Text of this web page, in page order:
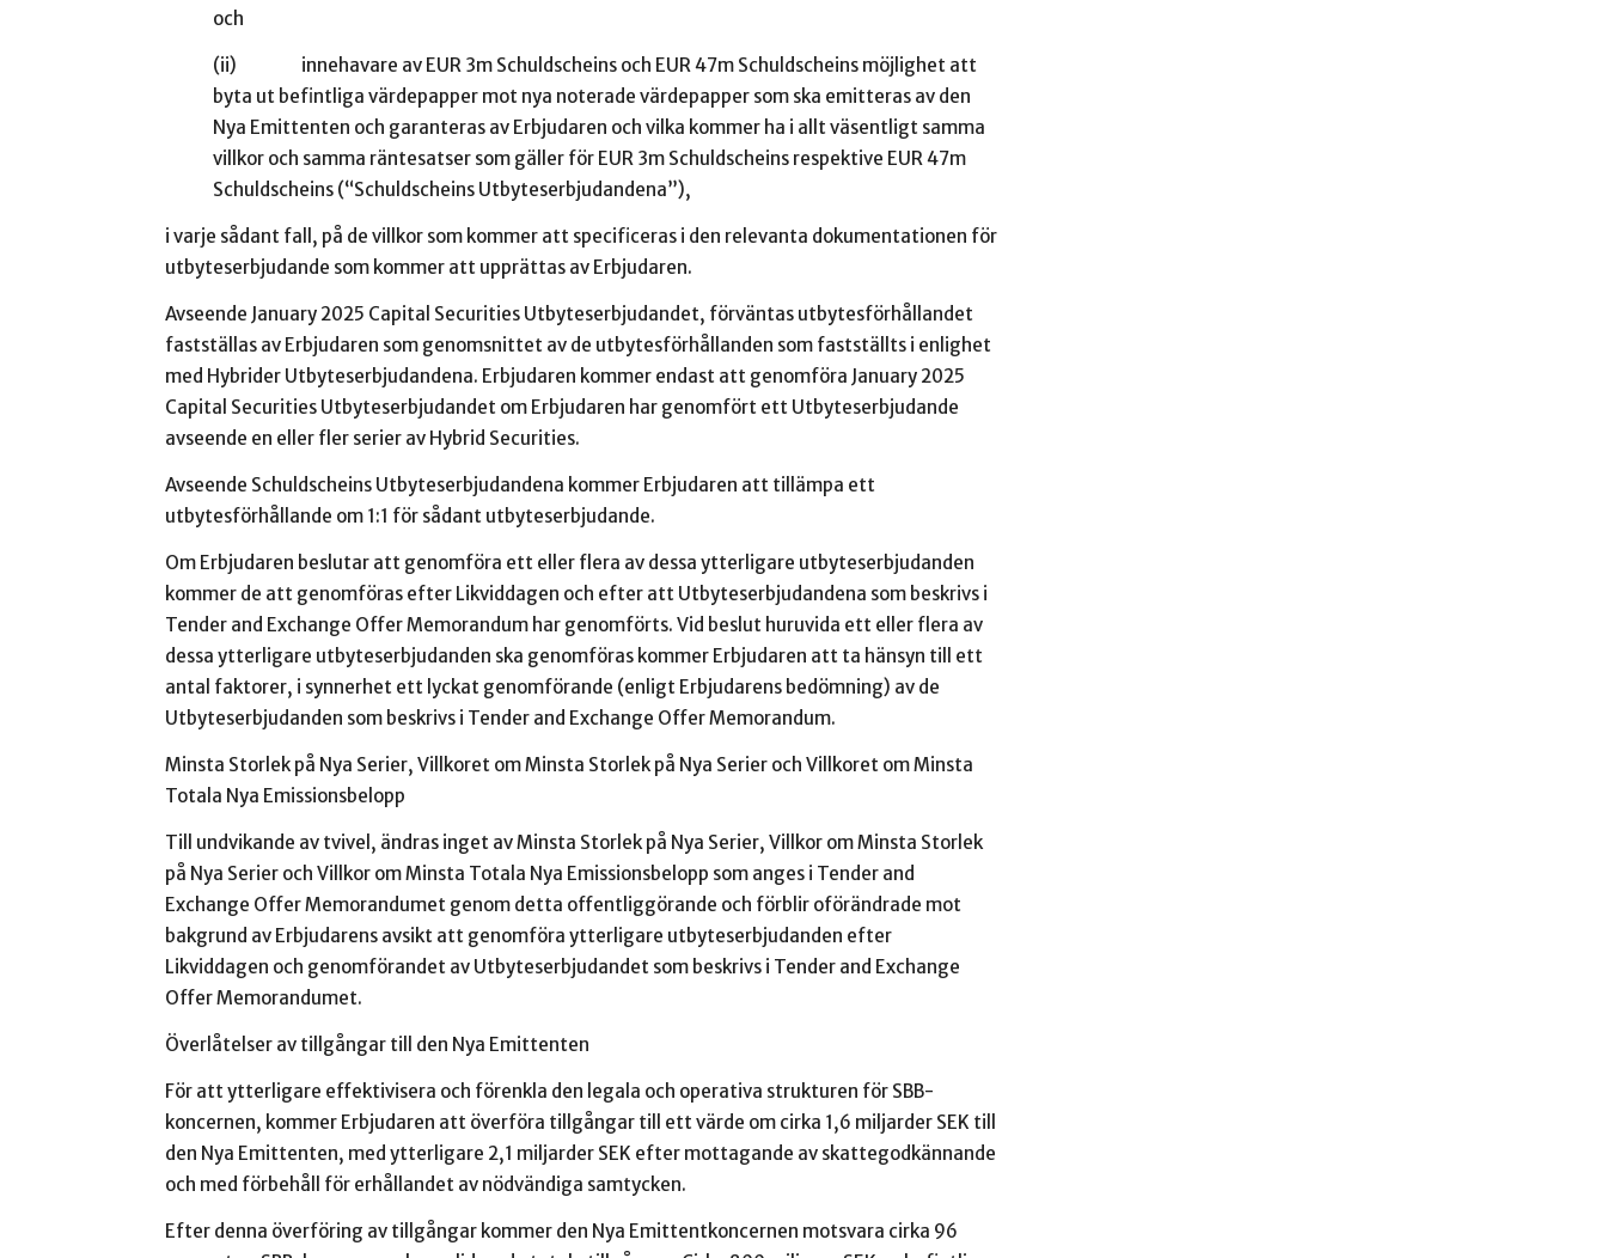
och
(ii) innehavare av EUR 3m Schuldscheins och EUR 47m Schuldscheins möjlighet att
byta ut befintliga värdepapper mot nya noterade värdepapper som ska emitteras av den
Nya Emittenten och garanteras av Erbjudaren och vilka kommer ha i allt väsentligt samma
villkor och samma räntesatser som gäller för EUR 3m Schuldscheins respektive EUR 47m
Schuldscheins (“Schuldscheins Utbyteserbjudandena”),
i varje sådant fall, på de villkor som kommer att specificeras i den relevanta dokumentationen för
utbyteserbjudande som kommer att upprättas av Erbjudaren.
Avseende January 2025 Capital Securities Utbyteserbjudandet, förväntas utbytesförhållandet
fastställas av Erbjudaren som genomsnittet av de utbytesförhållanden som fastställts i enlighet
med Hybrider Utbyteserbjudandena. Erbjudaren kommer endast att genomföra January 2025
Capital Securities Utbyteserbjudandet om Erbjudaren har genomfört ett Utbyteserbjudande
avseende en eller fler serier av Hybrid Securities.
Avseende Schuldscheins Utbyteserbjudandena kommer Erbjudaren att tillämpa ett
utbytesförhållande om 1:1 för sådant utbyteserbjudande.
Om Erbjudaren beslutar att genomföra ett eller flera av dessa ytterligare utbyteserbjudanden
kommer de att genomföras efter Likviddagen och efter att Utbyteserbjudandena som beskrivs i
Tender and Exchange Offer Memorandum har genomförts. Vid beslut huruvida ett eller flera av
dessa ytterligare utbyteserbjudanden ska genomföras kommer Erbjudaren att ta hänsyn till ett
antal faktorer, i synnerhet ett lyckat genomförande (enligt Erbjudarens bedömning) av de
Utbyteserbjudanden som beskrivs i Tender and Exchange Offer Memorandum.
Minsta Storlek på Nya Serier, Villkoret om Minsta Storlek på Nya Serier och Villkoret om Minsta
Totala Nya Emissionsbelopp
Till undvikande av tvivel, ändras inget av Minsta Storlek på Nya Serier, Villkor om Minsta Storlek
på Nya Serier och Villkor om Minsta Totala Nya Emissionsbelopp som anges i Tender and
Exchange Offer Memorandumet genom detta offentliggörande och förblir oförändrade mot
bakgrund av Erbjudarens avsikt att genomföra ytterligare utbyteserbjudanden efter
Likviddagen och genomförandet av Utbyteserbjudandet som beskrivs i Tender and Exchange
Offer Memorandumet.
Överlåtelser av tillgångar till den Nya Emittenten
För att ytterligare effektivisera och förenkla den legala och operativa strukturen för SBB-
koncernen, kommer Erbjudaren att överföra tillgångar till ett värde om cirka 1,6 miljarder SEK till
den Nya Emittenten, med ytterligare 2,1 miljarder SEK efter mottagande av skattegodkännande
och med förbehåll för erhållandet av nödvändiga samtycken.
Efter denna överföring av tillgångar kommer den Nya Emittentkoncernen motsvara cirka 96